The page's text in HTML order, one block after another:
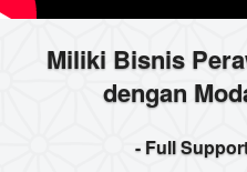
Miliki Bisnis
dengan
- Full